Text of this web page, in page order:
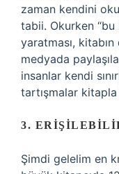
zaman kendini
tabii. Okurken “bu
yaratması,
medyada
insanlar kendi
tartışmalar
3.
Şimdi gelelim en